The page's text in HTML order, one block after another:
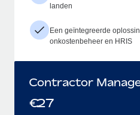
landen
Een geïntegreerde
onkostenbeheer en HRIS
Contractor
€27